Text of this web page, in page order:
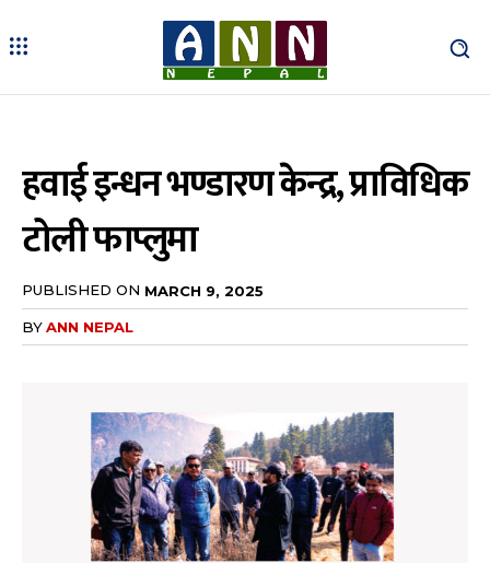
हवाई इन्धन भण्डारण केन्द्र, प्राविधिक
टोली फाप्लुमा
PUBLISHED ON MARCH 9, 2025
BYANN NEPAL